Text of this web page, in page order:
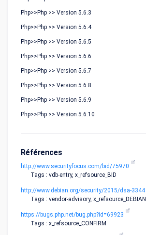
Php>>Php >> Version 5.6.3
Php>>Php >> Version 5.6.4
Php>>Php >> Version 5.6.5
Php>>Php >> Version 5.6.6
Php>>Php >> Version 5.6.7
Php>>Php >> Version 5.6.8
Php>>Php >> Version 5.6.9
Php>>Php >> Version 5.6.10
Références
http://www.securityfocus.com/bid/75970
Tags : vdb-entry, x_refsource_BID
http://www.debian.org/security/2015/dsa-3344
Tags : vendor-advisory, x_refsource_DEBIAN
https://bugs.php.net/bug.php?id=69923
Tags : x_refsource_CONFIRM